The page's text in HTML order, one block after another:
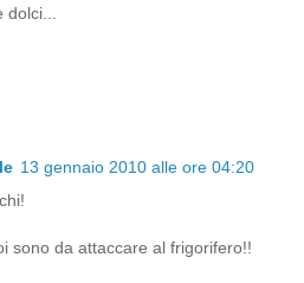
13 gennaio 2010 alle ore 04:20
sono da attaccare al frigorifero!!